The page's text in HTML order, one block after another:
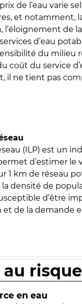
de l’eau varie
et notamment,
de
d’eau
du milieu
coût du service
il ne tient pas
(ILP) est un
d’estimer le
1 km de réseau
la densité de
d’être
de la demande
en eau